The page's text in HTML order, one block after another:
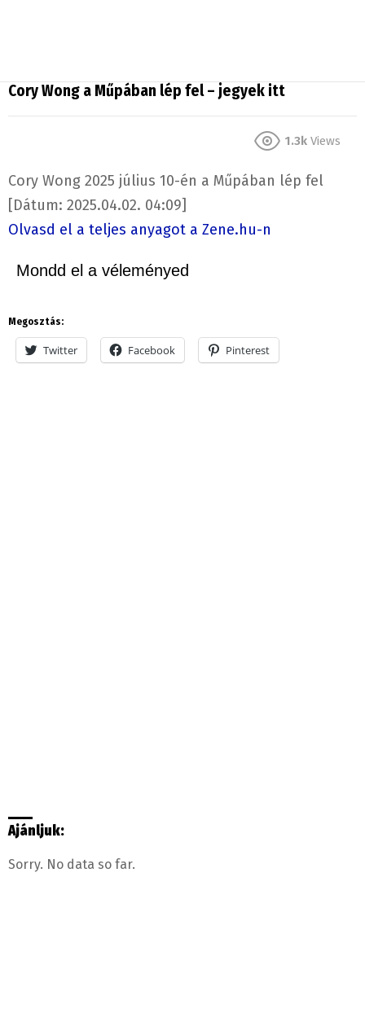
Cory Wong a Műpában lép fel – jegyek itt
1.3k Views
Cory Wong 2025 július 10-én a Műpában lép fel
[Dátum: 2025.04.02. 04:09]
Olvasd el a teljes anyagot a Zene.hu-n
Mondd el a véleményed
Megosztás:
Twitter Facebook Pinterest
Ajánljuk:
Sorry. No data so far.